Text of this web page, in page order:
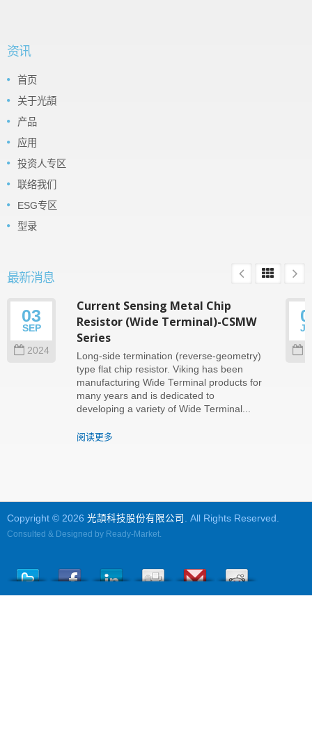
资讯
首页
关于光頡
产品
应用
投资人专区
联络我们
ESG专区
型录
最新消息
03
SEP
2024
Current Sensing Metal Chip
Resistor (Wide Terminal)-CSMW
Series
Long-side termination (reverse-geometry)
type flat chip resistor. Viking has been
manufacturing Wide Terminal products for
many years and is dedicated to
developing a variety of Wide Terminal...
阅读更多
Copyright © 2026 光頡科技股份有限公司 . All Rights Reserved.
Consulted & Designed by Ready-Market.